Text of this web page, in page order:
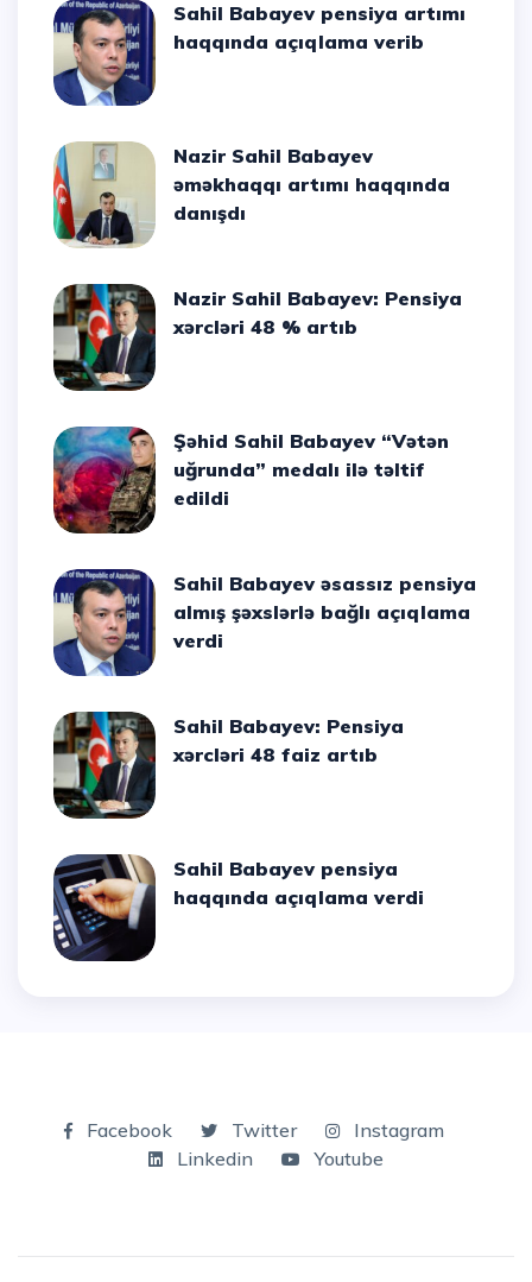
Sahil Babayev pensiya artımı
haqqında açıqlama verib
Nazir Sahil Babayev
əməkhaqqı artımı haqqında
danışdı
Nazir Sahil Babayev: Pensiya
xərcləri 48 % artıb
Şəhid Sahil Babayev “Vətən
uğrunda” medalı ilə təltif
edildi
Sahil Babayev əsassız pensiya
almış şəxslərlə bağlı açıqlama
verdi
Sahil Babayev: Pensiya
xərcləri 48 faiz artıb
Sahil Babayev pensiya
haqqında açıqlama verdi
Facebook Twitter
Instagram
Linkedin
Youtube